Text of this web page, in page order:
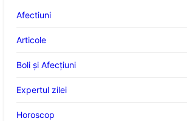
Afectiuni
Articole
Boli și Afecțiuni
Expertul zilei
Horoscop